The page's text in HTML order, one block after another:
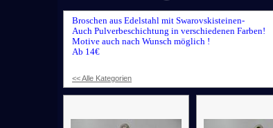
Broschen aus Edelstahl mit Swarovskisteinen-
Auch Pulverbeschichtung in verschiedenen Farben!
Motive auch nach Wunsch möglich !
Ab 14€
<< Alle Kategorien